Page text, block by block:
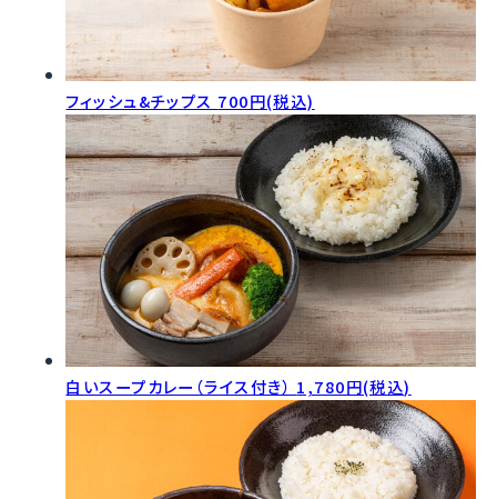
フィッシュ&チップス 700円(税込)
白いスープカレー（ライス付き） 1,780円(税込)